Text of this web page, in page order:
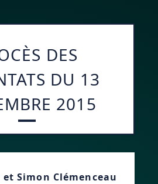
DES
DU 13
2015
Simon Clémenceau